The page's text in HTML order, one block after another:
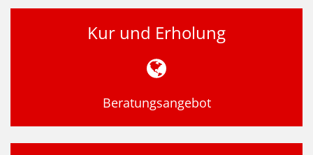
Kur und Erholung
Beratungsangebot